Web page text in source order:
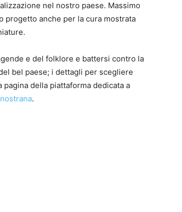
nel nostro paese. Massimo
progetto anche per la cura mostrata
e del folklore e battersi contro la
bel paese; i dettagli per scegliere
della piattaforma dedicata a
.